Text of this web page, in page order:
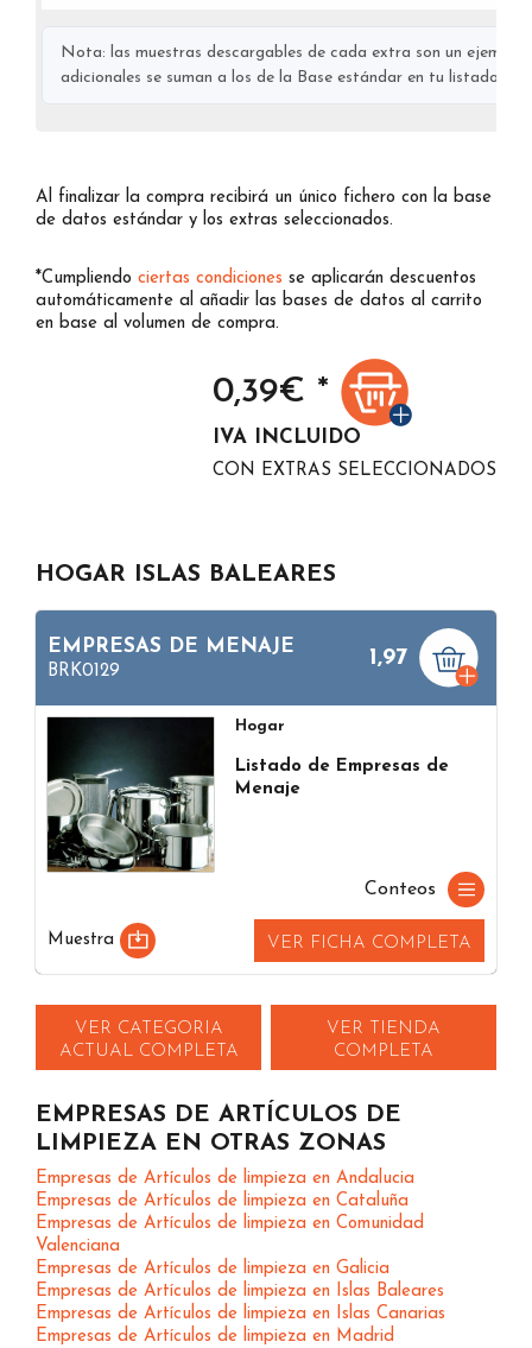
Nota: las muestras descargables de cada extra son un
adicionales se suman a los de la Base estándar en tu listado
Al finalizar la compra recibirá un único fichero con la base
de datos estándar y los extras seleccionados.
*Cumpliendo ciertas condiciones se aplicarán descuentos
automáticamente al añadir las bases de datos al carrito
en base al volumen de compra.
0,39€ *
IVA INCLUIDO
CON EXTRAS SELECCIONADOS
HOGAR ISLAS BALEARES
EMPRESAS DE MENAJE
BRK0129
1,97
Hogar
Listado de Empresas de
Menaje
Conteos
Muestra VER FICHA COMPLETA
VER CATEGORIA
ACTUAL COMPLETA
VER TIENDA
COMPLETA
EMPRESAS DE ARTÍCULOS DE
LIMPIEZA EN OTRAS ZONAS
Empresas de Artículos de limpieza en Andalucia
Empresas de Artículos de limpieza en Cataluña
Empresas de Artículos de limpieza en Comunidad
Valenciana
Empresas de Artículos de limpieza en Galicia
Empresas de Artículos de limpieza en Islas Baleares
Empresas de Artículos de limpieza en Islas Canarias
Empresas de Artículos de limpieza en Madrid